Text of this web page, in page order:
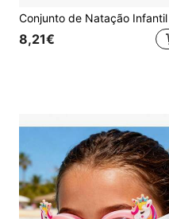
8,21€